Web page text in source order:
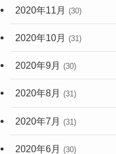
2020年11月 (30)
2020年10月 (31)
2020年9月 (30)
2020年8月 (31)
2020年7月 (31)
2020年6月 (30)